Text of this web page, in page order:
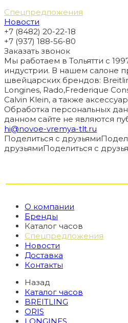
Спецпредложения
Новости
+7 (8482) 20-22-18
+7 (937) 188-56-80
Заказать звонок
Мы работаем в Тольятти с
индустрии. В нашем салоне
швейцарских брендов:
Longines, Rado,Frederique
Calvin Klein, а также
Обработка персональных
данном сайте не являются
hi@novoe-vremya-tlt.ru
Поделиться с друзьями
друзьямиПоделиться с
О компании
Бренды
Каталог часов
Спецпредложения
Новости
Доставка
Контакты
Назад
Каталог часов
BREITLING
ORIS